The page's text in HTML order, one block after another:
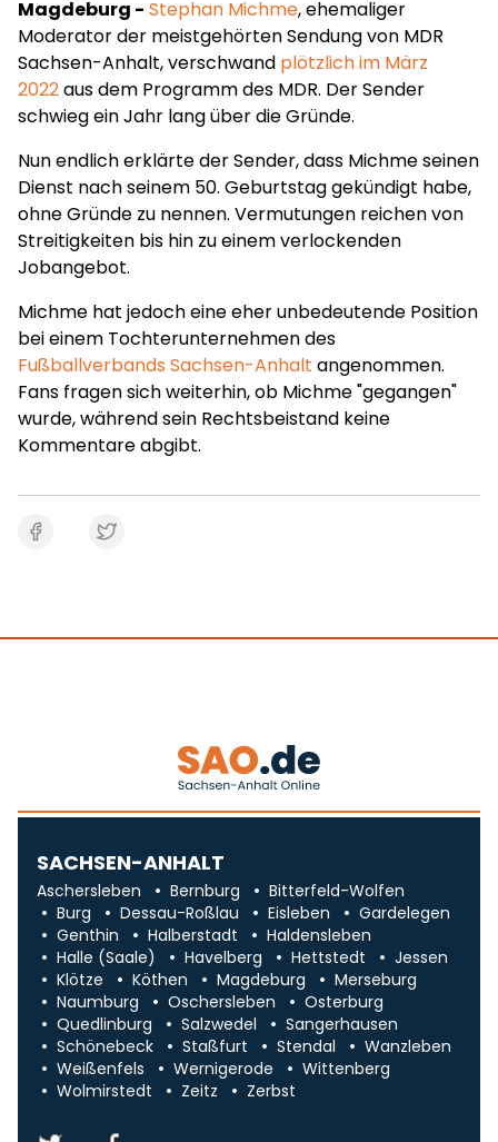
Magdeburg - Stephan Michme, ehemaliger
Moderator der meistgehörten Sendung von MDR
Sachsen-Anhalt, verschwand plötzlich im März
2022aus dem Programm des MDR. Der Sender
schwieg ein Jahr lang über die Gründe.
Nun endlich erklärte der Sender, dass Michme seinen
Dienst nach seinem 50. Geburtstag gekündigt habe,
ohne Gründe zu nennen. Vermutungen reichen von
Streitigkeiten bis hin zu einem verlockenden
Jobangebot.
Michme hat jedoch eine eher unbedeutende Position
bei einem Tochterunternehmen des
Fußballverbands Sachsen-Anhalt angenommen.
Fans fragen sich weiterhin, ob Michme "gegangen"
wurde, während sein Rechtsbeistand keine
Kommentare abgibt.
SACHSEN-ANHALT
Aschersleben Bernburg
Bitterfeld-Wolfen
Burg
Dessau-Roßlau Eisleben
Gardelegen
Genthin
Halberstadt
Haldensleben
Halle (Saale)
Havelberg Hettstedt
Jessen
Klötze
Köthen Magdeburg
Merseburg
Naumburg
Oschersleben
Osterburg
Quedlinburg
Salzwedel
Sangerhausen
Schönebeck
Staßfurt Stendal
Wanzleben
Weißenfels
Wernigerode
Wittenberg
Wolmirstedt
Zeitz Zerbst